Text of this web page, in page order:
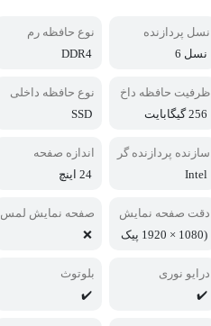
نسل پردازنده
نسل 6
نوع حافظه رم
DDR4
ظرفیت حافظه داخ
لی
256 گیگابایت
نوع حافظه داخلی
SSD
سازنده پردازنده گر
افیکی
Intel
اندازه صفحه
24 اینچ
دقت صفحه نمایش
(1080 × 1920 پیک
صفحه نمایش لمس
ی
❌
درایو نوری
✔️
بلوتوث
✔️